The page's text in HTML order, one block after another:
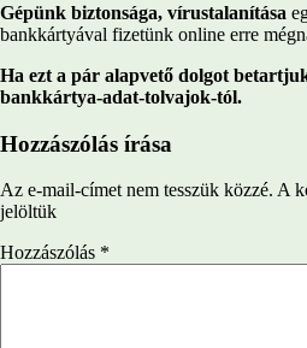
Gépünk biztonsága, vírustalanítása
bankkártyával fizetünk online erre
Ha ezt a pár alapvető dolgot
bankkártya-adat-tolvajok-tól.
Hozzászólás írása
Az e-mail-címet nem tesszük közzé. A
jelöltük
Hozzászólás *